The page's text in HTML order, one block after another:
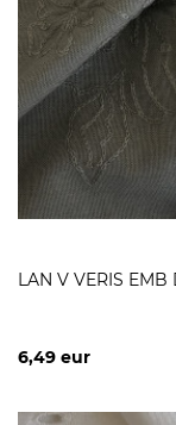
LAN V VERIS
6,49 eur